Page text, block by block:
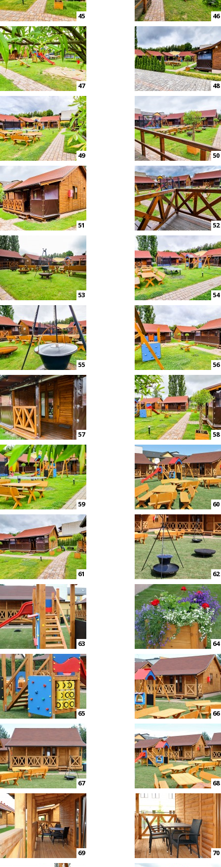
45 46
47 48
49 50
51 52
53 54
55 56
57 58
59 60
61 62
63 64
65 66
67 68
69 70